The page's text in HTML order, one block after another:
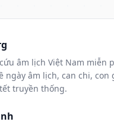
âm lịch Việt Nam miễn
ngày âm lịch, can chi, con
truyền thống.